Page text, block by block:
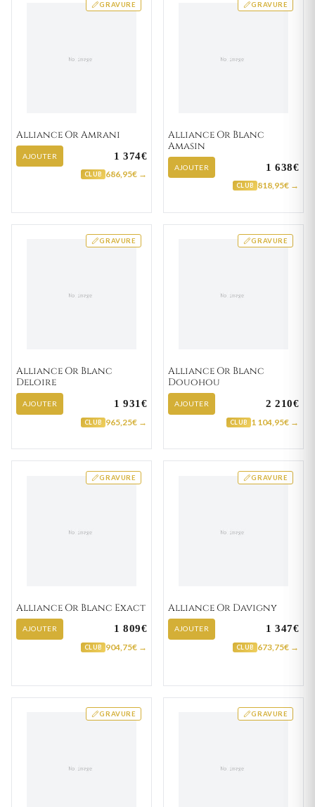
GRAVURE
Alliance Or Amrani
AJOUTER 1 374€
CLUB 686,95€ →
GRAVURE
Alliance Or Blanc
Amasin
AJOUTER 1 638€
CLUB 818,95€ →
GRAVURE
Alliance Or Blanc
Deloire
AJOUTER 1 931€
CLUB 965,25€ →
GRAVURE
Alliance Or Blanc
Douohou
AJOUTER 2 210€
CLUB 1 104,95€ →
GRAVURE
Alliance Or Blanc Exact
AJOUTER 1 809€
CLUB 904,75€ →
GRAVURE
Alliance Or Davigny
AJOUTER 1 347€
CLUB 673,75€ →
GRAVURE GRAVURE